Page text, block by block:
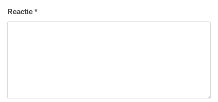
Reactie *